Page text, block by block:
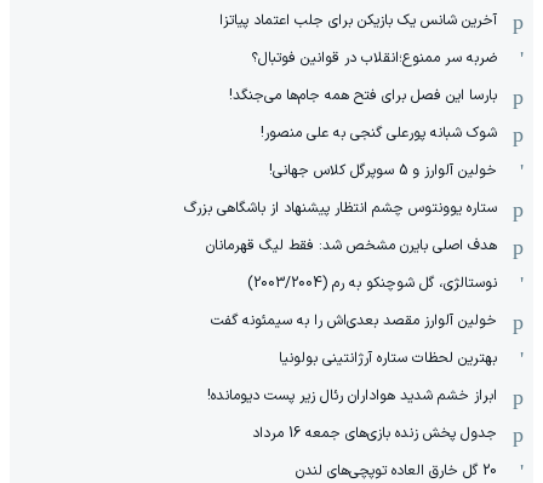
آخرین شانس یک بازیکن برای جلب اعتماد پیاتزا
ضربه سر ممنوع؛انقلاب در قوانین فوتبال؟
بارسا این فصل برای فتح همه جام‌ها می‌جنگد!
شوک شبانه پورعلی گنجی به علی منصور!
خولین آلوارز و 5 سوپرگل کلاس جهانی!
ستاره یوونتوس چشم انتظار پیشنهاد از باشگاهی بزرگ
هدف اصلی بایرن مشخص شد: فقط لیگ قهرمانان
نوستالژی، گل شوچنکو به رم (2003/2004)
خولین آلوارز مقصد بعدی‌اش را به سیمئونه گفت
بهترین لحظات ستاره آرژانتینی بولونیا
ابراز خشم شدید هواداران رئال زیر پست دیومانده!
جدول پخش زنده بازی‌های جمعه 16 مرداد
20 گل خارق العاده توپچی‌های لندن